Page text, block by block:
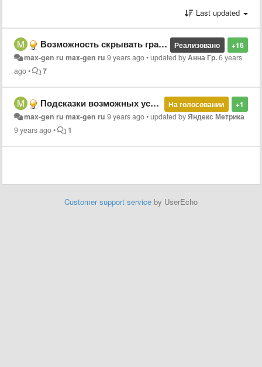
Last updated
+16
Реализовано
Возможность скрывать графики
max-gen ru max-gen ru 9 years ago•updated byАнна Гр.6 years
ago• 7
+1
На голосовании
Подсказки возможных условий сегментации
max-gen ru max-gen ru 9 years ago•updated byЯндекс Метрика
9 years ago• 1
Customer support service by UserEcho